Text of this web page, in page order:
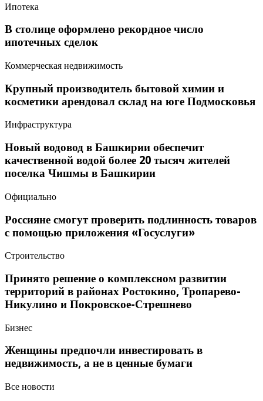
Ипотека
В столице оформлено рекордное число
ипотечных сделок
Коммерческая недвижимость
Крупный производитель бытовой химии и
косметики арендовал склад на юге Подмосковья
Инфраструктура
Новый водовод в Башкирии обеспечит
качественной водой более 20 тысяч жителей
поселка Чишмы в Башкирии
Официально
Россияне смогут проверить подлинность товаров
с помощью приложения «Госуслуги»
Строительство
Принято решение о комплексном развитии
территорий в районах Ростокино, Тропарево-
Никулино и Покровское-Стрешнево
Бизнес
Женщины предпочли инвестировать в
недвижимость, а не в ценные бумаги
Все новости